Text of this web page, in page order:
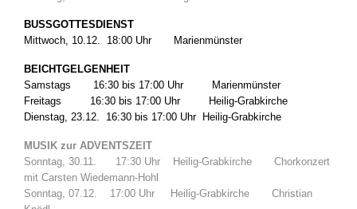
BUSSGOTTESDIENST
Mittwoch, 10.12. 18:00 Uhr Marienmünster
BEICHTGELGENHEIT
Samstags 16:30 bis 17:00 Uhr Marienmünster
Freitags 16:30 bis 17:00 Uhr Heilig-Grabkirche
Dienstag, 23.12. 16:30 bis 17:00 Uhr Heilig-Grabkirche
MUSIK zur ADVENTSZEIT
Sonntag, 30.11. 17:30 Uhr Heilig-Grabkirche Chorkonzert
mit Carsten Wiedemann-Hohl
Sonntag, 07.12. 17:00 Uhr Heilig-Grabkirche Christian